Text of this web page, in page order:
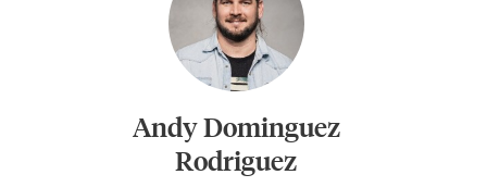
Andy Dominguez
Rodriguez